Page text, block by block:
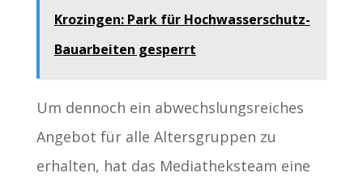
Krozingen: Park für Hochwasserschutz-
Bauarbeiten gesperrt
Um dennoch ein abwechslungsreiches
Angebot für alle Altersgruppen zu
erhalten, hat das Mediatheksteam eine